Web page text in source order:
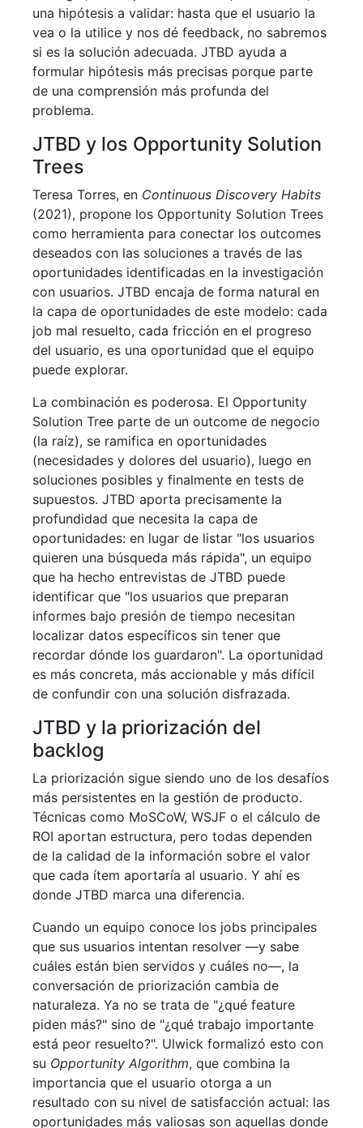
una hipótesis a validar: hasta que el usuario la
vea o la utilice y nos dé feedback, no sabremos
si es la solución adecuada. JTBD ayuda a
formular hipótesis más precisas porque parte
de una comprensión más profunda del
problema.
JTBD y los Opportunity Solution
Trees
Teresa Torres, en Continuous Discovery Habits
(2021), propone los Opportunity Solution Trees
como herramienta para conectar los outcomes
deseados con las soluciones a través de las
oportunidades identificadas en la investigación
con usuarios. JTBD encaja de forma natural en
la capa de oportunidades de este modelo: cada
job mal resuelto, cada fricción en el progreso
del usuario, es una oportunidad que el equipo
puede explorar.
La combinación es poderosa. El Opportunity
Solution Tree parte de un outcome de negocio
(la raíz), se ramifica en oportunidades
(necesidades y dolores del usuario), luego en
soluciones posibles y finalmente en tests de
supuestos. JTBD aporta precisamente la
profundidad que necesita la capa de
oportunidades: en lugar de listar "los usuarios
quieren una búsqueda más rápida", un equipo
que ha hecho entrevistas de JTBD puede
identificar que "los usuarios que preparan
informes bajo presión de tiempo necesitan
localizar datos específicos sin tener que
recordar dónde los guardaron". La oportunidad
es más concreta, más accionable y más difícil
de confundir con una solución disfrazada.
JTBD y la priorización del
backlog
La priorización sigue siendo uno de los desafíos
más persistentes en la gestión de producto.
Técnicas como MoSCoW, WSJF o el cálculo de
ROI aportan estructura, pero todas dependen
de la calidad de la información sobre el valor
que cada ítem aportaría al usuario. Y ahí es
donde JTBD marca una diferencia.
Cuando un equipo conoce los jobs principales
que sus usuarios intentan resolver —y sabe
cuáles están bien servidos y cuáles no—, la
conversación de priorización cambia de
naturaleza. Ya no se trata de "¿qué feature
piden más?" sino de "¿qué trabajo importante
está peor resuelto?". Ulwick formalizó esto con
su Opportunity Algorithm, que combina la
importancia que el usuario otorga a un
resultado con su nivel de satisfacción actual: las
oportunidades más valiosas son aquellas donde